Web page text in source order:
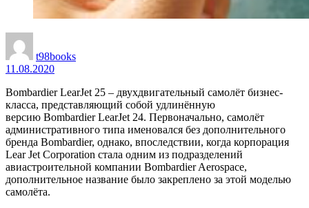
t98books
11.08.2020
Bombardier LearJet 25 – двухдвигательный самолёт бизнес-
класса, представляющий собой удлинённую
версию Bombardier LearJet 24. Первоначально, самолёт
административного типа именовался без дополнительного
бренда Bombardier, однако, впоследствии, когда корпорация
Lear Jet Corporation стала одним из подразделений
авиастроительной компании Bombardier Aerospace,
дополнительное название было закреплено за этой моделью
самолёта.